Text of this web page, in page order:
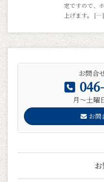
定ですので、
上げます。 […]
お問合
月～土曜
お問